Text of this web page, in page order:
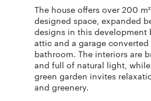
The house offers over 200
designed space, expanded
designs in this development
attic and a garage
bathroom. The interiors are
and full of natural light,
green garden invites
and greenery.